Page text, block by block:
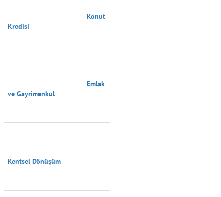
Kredisi
ve Gayrimenkul
Kentsel Dönüşüm